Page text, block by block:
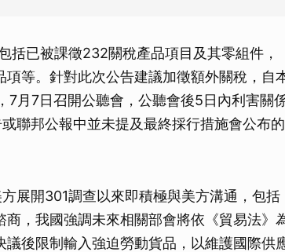
括已被課徵232關稅產品項目及其零組件，
等。針對此次公告建議加徵額外關稅，自
7月7日召開公聽會，公聽會後5日內利害關
聯邦公報中並未提及最終採行措施會公布的
展開301調查以來即積極與美方溝通，包括
，我國強調未來相關部會將依《貿易法》
後限制輸入強迫勞動貨品，以維護國際供